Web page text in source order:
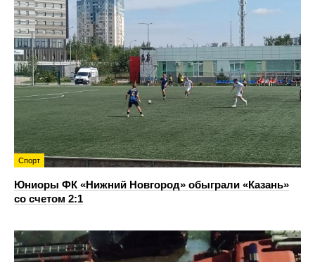
Спорт
Юниоры ФК «Нижний Новгород» обыграли «Казань»
со счетом 2:1